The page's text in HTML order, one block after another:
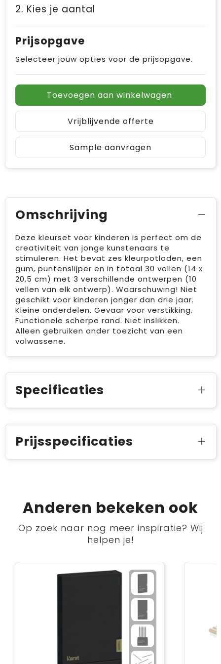
2. Kies je aantal
Prijsopgave
Selecteer jouw opties voor de prijsopgave.
Toevoegen aan winkelwagen
Vrijblijvende offerte
Sample aanvragen
Omschrijving
Deze kleurset voor kinderen is perfect om de
creativiteit van jonge kunstenaars te
stimuleren. Het bevat zes kleurpotloden, een
gum, puntenslijper en in totaal 30 vellen (14 x
20,5 cm) met 3 verschillende ontwerpen (10
vellen van elk ontwerp). Waarschuwing! Niet
geschikt voor kinderen jonger dan drie jaar.
Kleine onderdelen. Gevaar voor verstikking.
Functionele scherpe rand. Niet inslikken.
Alleen gebruiken onder toezicht van een
volwassene.
Specificaties
Prijsspecificaties
Anderen bekeken ook
Op zoek naar nog meer inspiratie? Wij
helpen je!